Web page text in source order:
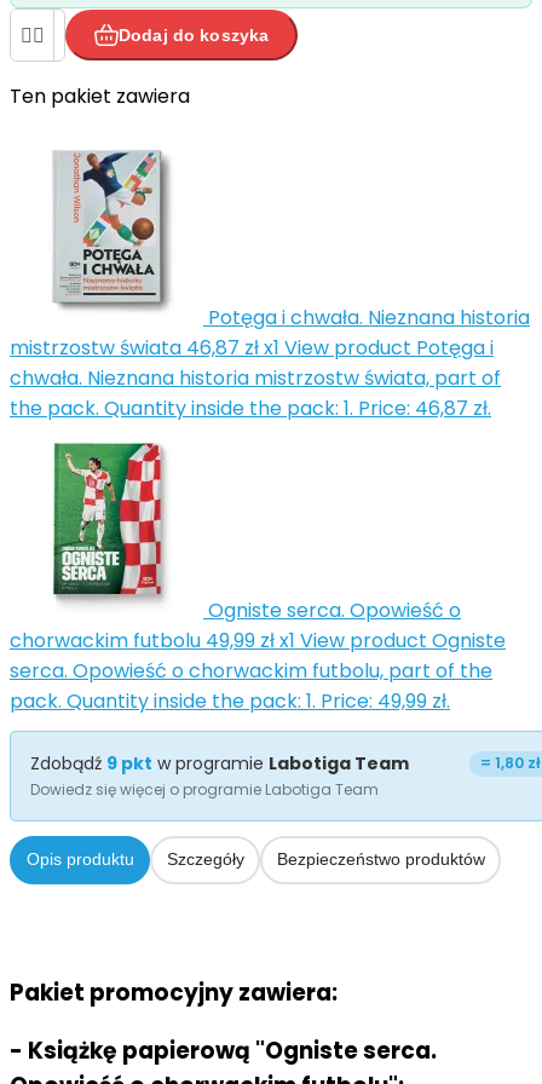
  Dodaj do koszyka
Ten pakiet zawiera
Potęga i chwała. Nieznana historia
mistrzostw świata 46,87 złx1 View product Potęga i
chwała. Nieznana historia mistrzostw świata, part of
the pack. Quantity inside the pack: 1. Price: 46,87 zł.
Ogniste serca. Opowieść o
chorwackim futbolu 49,99 złx1 View product Ogniste
serca. Opowieść o chorwackim futbolu, part of the
pack. Quantity inside the pack: 1. Price: 49,99 zł.
Zdobądź 9 pkt w programie Labotiga Team =1,80 zł
Dowiedz się więcej o programie Labotiga Team
Opis produktu Szczegóły Bezpieczeństwo produktów
Pakiet promocyjny zawiera:
- Książkę papierową "Ogniste serca.